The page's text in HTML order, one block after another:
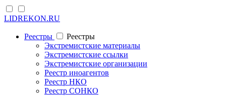
LIDREKON.RU
Реестры
Реестры
Экстремистские материалы
Экстремистские ссылки
Экстремистские организации
Реестр иноагентов
Реестр НКО
Реестр СОНКО